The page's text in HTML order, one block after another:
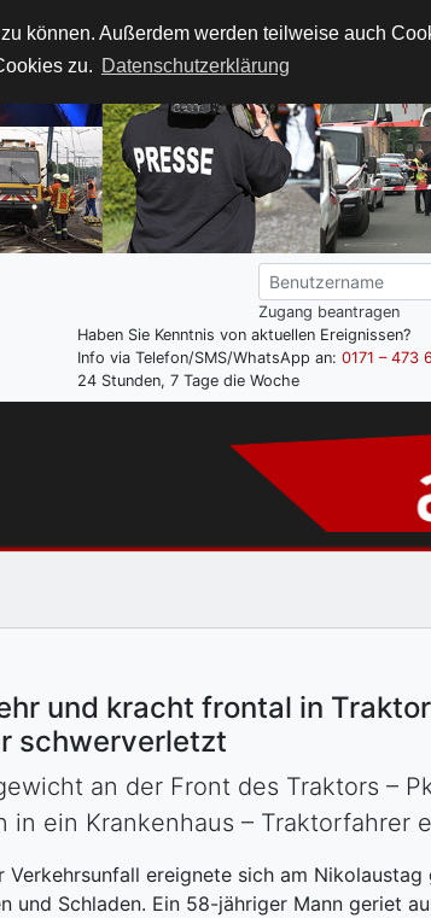
können. Außerdem werden teilweise auch
zu. Datenschutzerklärung
Zugang beantragen
Haben Sie Kenntnis von aktuellen Ereignissen?
Info via Telefon/SMS/WhatsApp an: 0171 – 473
24 Stunden, 7 Tage die Woche
und kracht frontal in
schwerverletzt
an der Front des Traktors –
ein Krankenhaus – Traktorfahrer
Verkehrsunfall ereignete sich am
und Schladen. Ein 58-jähriger Mann geriet